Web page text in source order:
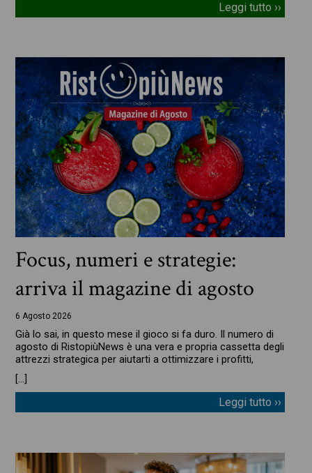
Leggi tutto ››
Focus, numeri e strategie:
arriva il magazine di agosto
6 Agosto 2026
Già lo sai, in questo mese il gioco si fa duro. Il numero di
agosto di RistopiùNews è una vera e propria cassetta degli
attrezzi strategica per aiutarti a ottimizzare i profitti,
[…]
Leggi tutto ››